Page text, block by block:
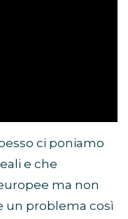
ci poniamo
e che
ma non
un problema così